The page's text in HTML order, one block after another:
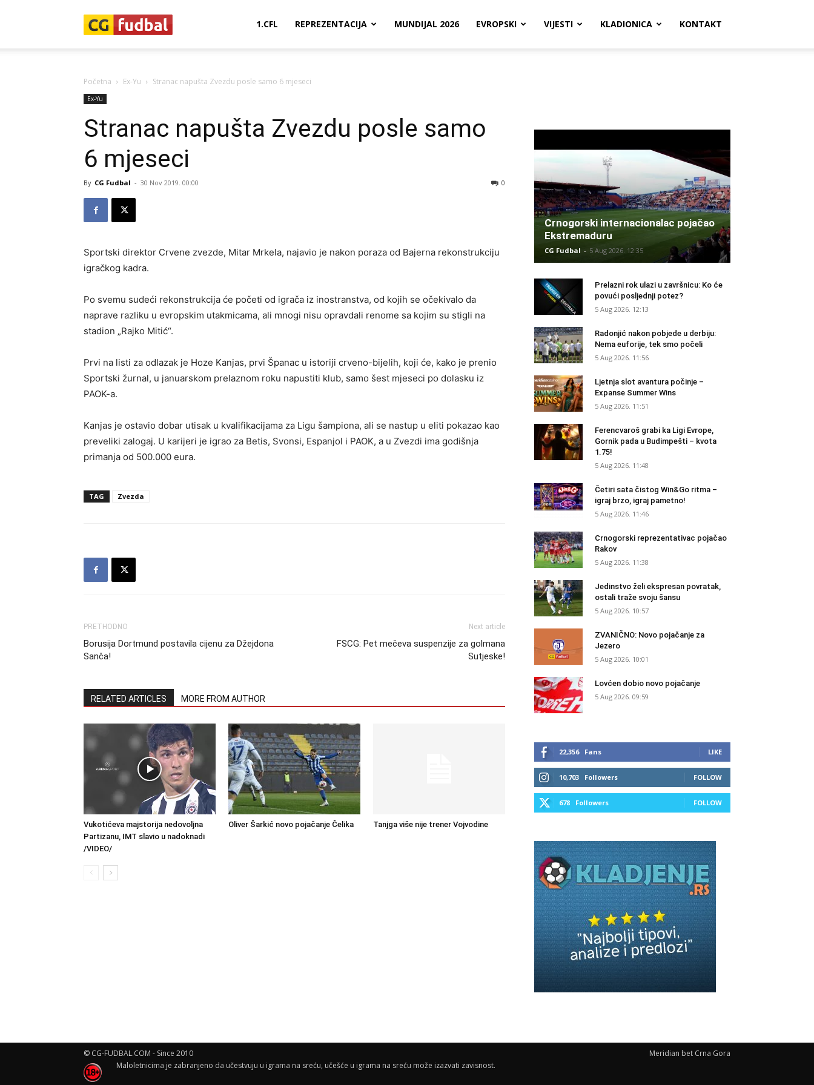
1.CFL REPREZENTACIJA MUNDIJAL 2026 EVROPSKI VIJESTI KLADIONICA KONTAKT
Početna Ex-Yu Stranac napušta Zvezdu posle samo 6 mjeseci
Ex-Yu
Stranac napušta Zvezdu posle samo
6 mjeseci
By CG Fudbal - 30 Nov 2019. 00:00 0
Sportski direktor Crvene zvezde, Mitar Mrkela, najavio je nakon poraza od Bajerna rekonstrukciju
igračkog kadra.
Po svemu sudeći rekonstrukcija će početi od igrača iz inostranstva, od kojih se očekivalo da
naprave razliku u evropskim utakmicama, ali mnogi nisu opravdali renome sa kojim su stigli na
stadion „Rajko Mitić“.
Prvi na listi za odlazak je Hoze Kanjas, prvi Španac u istoriji crveno-bijelih, koji će, kako je prenio
Sportski žurnal, u januarskom prelaznom roku napustiti klub, samo šest mjeseci po dolasku iz
PAOK-a.
Kanjas je ostavio dobar utisak u kvalifikacijama za Ligu šampiona, ali se nastup u eliti pokazao kao
preveliki zalogaj. U karijeri je igrao za Betis, Svonsi, Espanjol i PAOK, a u Zvezdi ima godišnja
primanja od 500.000 eura.
TAG Zvezda
PRETHODNO
Borusija Dortmund postavila cijenu za Džejdona
Sanča!
Next article
FSCG: Pet mečeva suspenzije za golmana
Sutjeske!
RELATED ARTICLES MORE FROM AUTHOR
Vukotićeva majstorija nedovoljna
Partizanu, IMT slavio u nadoknadi
/VIDEO/
Oliver Šarkić novo pojačanje Čelika Tanjga više nije trener Vojvodine
Crnogorski internacionalac pojačao
Ekstremaduru
CG Fudbal - 5 Aug 2026. 12:35
Prelazni rok ulazi u završnicu: Ko će
povući posljednji potez?
5 Aug 2026. 12:13
Radonjić nakon pobjede u derbiju:
Nema euforije, tek smo počeli
5 Aug 2026. 11:56
Ljetnja slot avantura počinje –
Expanse Summer Wins
5 Aug 2026. 11:51
Ferencvaroš grabi ka Ligi Evrope,
Gornik pada u Budimpešti – kvota
1.75!
5 Aug 2026. 11:48
Četiri sata čistog Win&Go ritma –
igraj brzo, igraj pametno!
5 Aug 2026. 11:46
Crnogorski reprezentativac pojačao
Rakov
5 Aug 2026. 11:38
Jedinstvo želi ekspresan povratak,
ostali traže svoju šansu
5 Aug 2026. 10:57
ZVANIČNO: Novo pojačanje za
Jezero
5 Aug 2026. 10:01
Lovćen dobio novo pojačanje
5 Aug 2026. 09:59
22,356 Fans LIKE
10,703 Followers FOLLOW
678 Followers FOLLOW
Meridian bet Crna Gora
© CG-FUDBAL.COM - Since 2010
Maloletnicima je zabranjeno da učestvuju u igrama na sreću, učešće u igrama na sreću može izazvati zavisnost.